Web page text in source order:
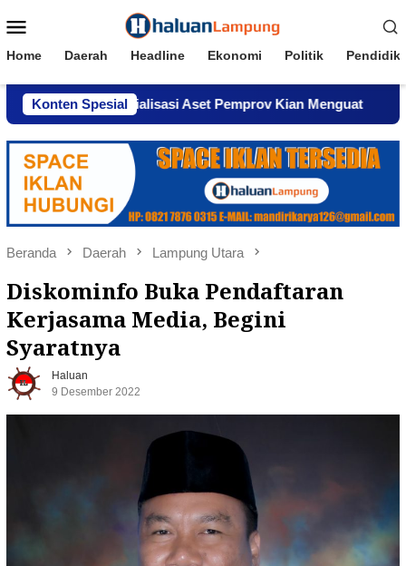
ke
Mobile
Home Daerah Headline Ekonomi Politik
Konten Spesial
Komersialisasi Aset Pemprov Kian Menguat AWPI
Beranda Daerah Lampung Utara
Diskominfo Buka Pendaftaran
Kerjasama Media, Begini
Syaratnya
Haluan
9 Desember 2022